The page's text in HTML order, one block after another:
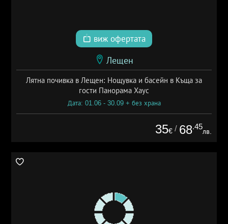
виж офертата
Лещен
Лятна почивка в Лещен: Нощувка и басейн в Къща за
гости Панорама Хаус
Дата: 01.06 - 30.09 + без храна
35€ / 68.45
лв.